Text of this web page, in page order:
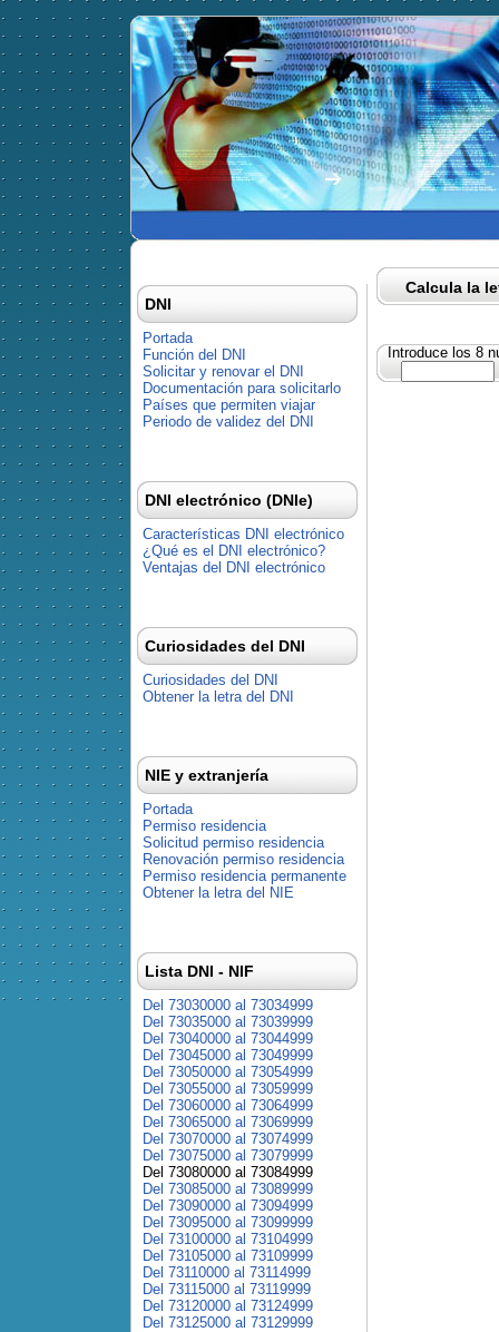
Calcula la
Introduce los 8
DNI
Portada
Función del DNI
Solicitar y renovar el DNI
Documentación para solicitarlo
Países que permiten viajar
Periodo de validez del DNI
DNI electrónico (DNIe)
Características DNI electrónico
¿Qué es el DNI electrónico?
Ventajas del DNI electrónico
Curiosidades del DNI
Curiosidades del DNI
Obtener la letra del DNI
NIE y extranjería
Portada
Permiso residencia
Solicitud permiso residencia
Renovación permiso residencia
Permiso residencia permanente
Obtener la letra del NIE
Lista DNI - NIF
Del 73030000 al 73034999
Del 73035000 al 73039999
Del 73040000 al 73044999
Del 73045000 al 73049999
Del 73050000 al 73054999
Del 73055000 al 73059999
Del 73060000 al 73064999
Del 73065000 al 73069999
Del 73070000 al 73074999
Del 73075000 al 73079999
Del 73080000 al 73084999
Del 73085000 al 73089999
Del 73090000 al 73094999
Del 73095000 al 73099999
Del 73100000 al 73104999
Del 73105000 al 73109999
Del 73110000 al 73114999
Del 73115000 al 73119999
Del 73120000 al 73124999
Del 73125000 al 73129999